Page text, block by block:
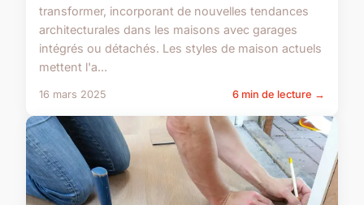
transformer, incorporant de nouvelles tendances
architecturales dans les maisons avec garages
intégrés ou détachés. Les styles de maison actuels
mettent l'a...
16 mars 2025 6 min de lecture →